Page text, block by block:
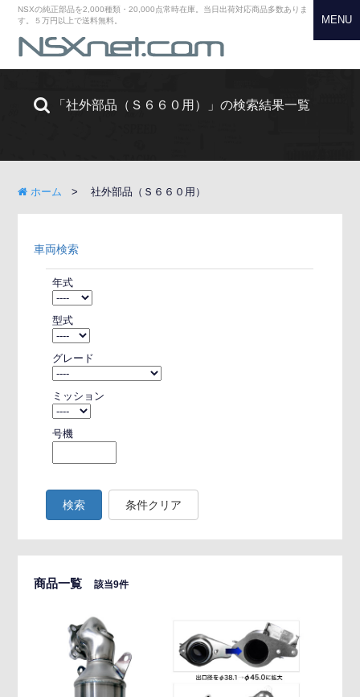
NSXの純正部品を2,000種類・20,000点常時在庫。当日出荷対応商品多数ありま
す。５万円以上で送料無料。
MENU
「社外部品（Ｓ６６０用）」の検索結果一覧
ホーム 社外部品（Ｓ６６０用）
車両検索
年式
型式
グレード
ミッション
号機
検索 条件クリア
商品一覧該当9件